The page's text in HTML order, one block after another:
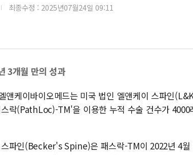
포스코홀딩스,
태국 학교서 중
40.2도 찍은 서
"文정부 악몽
李대통령, 호우
'변기 수리' 집주
최종수정 : 2025년07월24일 09:11
3개월 만의 성과
앤케이바이오메드는 미국 법인 엘앤케이 스파인
락(PathLoc)-TM'을 이용한 누적 수술 건수가 4000
파인(Becker's Spine)은 패스락-TM이 2022년 4월